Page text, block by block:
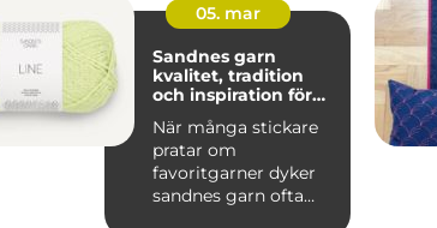
05. mar
Sandnes garn
kvalitet, tradition
och inspiration för
När många stickare
pratar om
favoritgarner dyker
sandnes garn ofta